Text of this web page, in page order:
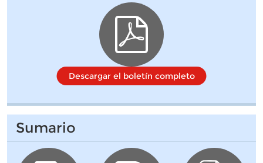
Descargar el boletín completo
Sumario